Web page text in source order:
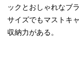
ックとおしゃれなブ
サイズでもマストキ
収納力がある。